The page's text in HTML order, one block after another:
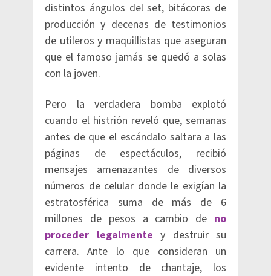
distintos ángulos del set, bitácoras de
producción y decenas de testimonios
de utileros y maquillistas que aseguran
que el famoso jamás se quedó a solas
con la joven.
Pero la verdadera bomba explotó
cuando el histrión reveló que, semanas
antes de que el escándalo saltara a las
páginas de espectáculos, recibió
mensajes amenazantes de diversos
números de celular donde le exigían la
estratosférica suma de más de 6
millones de pesos a cambio de no
proceder legalmente y destruir su
carrera. Ante lo que consideran un
evidente intento de chantaje, los